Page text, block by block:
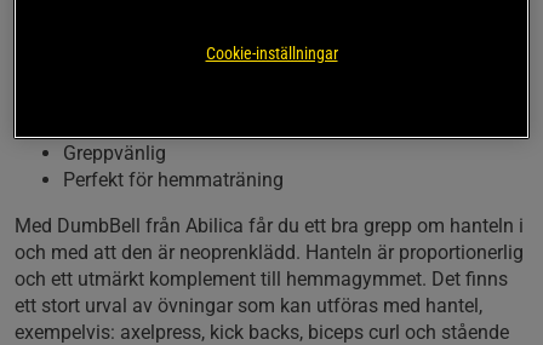
Greppvänlig
Perfekt för hemmaträning
Med DumbBell från Abilica får du ett bra grepp om hanteln i
och med att den är neoprenklädd. Hanteln är proportionerlig
och ett utmärkt komplement till hemmagymmet. Det finns
ett stort urval av övningar som kan utföras med hantel,
exempelvis: axelpress, kick backs, biceps curl och stående
Cookie-inställningar